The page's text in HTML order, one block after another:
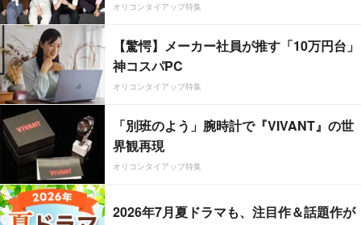
オリコンタイアップ特集
【驚愕】メーカー社員が推す「10万円台」
神コスパPC
オリコンタイアップ特集
「別班のよう」腕時計で『VIVANT』の世
界観再現
オリコンタイアップ特集
2026年7月夏ドラマも、注目作＆話題作が